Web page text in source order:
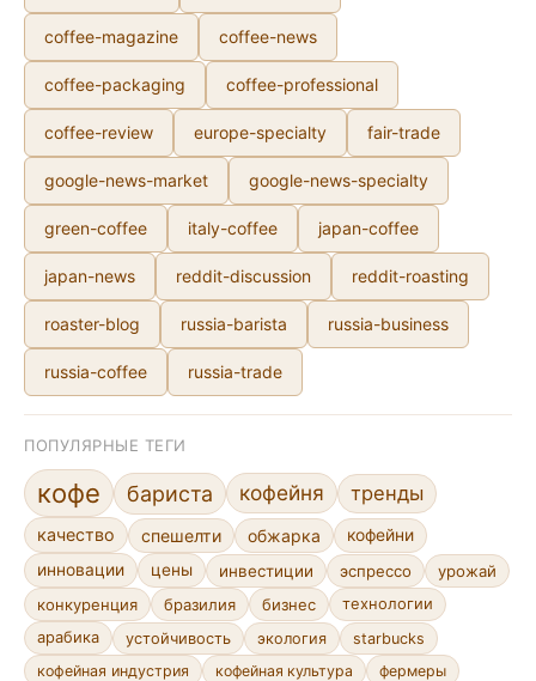
coffee-magazine coffee-news
coffee-packaging coffee-professional
coffee-review europe-specialty fair-trade
google-news-market google-news-specialty
green-coffee italy-coffee japan-coffee
japan-news reddit-discussion reddit-roasting
roaster-blog russia-barista russia-business
russia-coffee russia-trade
ПОПУЛЯРНЫЕ ТЕГИ
кофе бариста кофейня тренды
качество спешелти обжарка
кофейни
инновации
цены инвестиции эспрессо
урожай
конкуренция
бразилия бизнес
технологии
арабика
устойчивость экология
starbucks
кофейная индустрия
кофейная культура
фермеры